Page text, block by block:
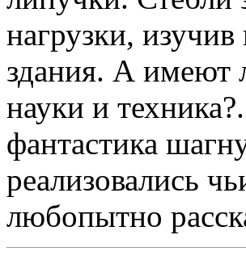
нагрузки,
здания. А имеют
науки и
фантастика
реализовались
любопытно